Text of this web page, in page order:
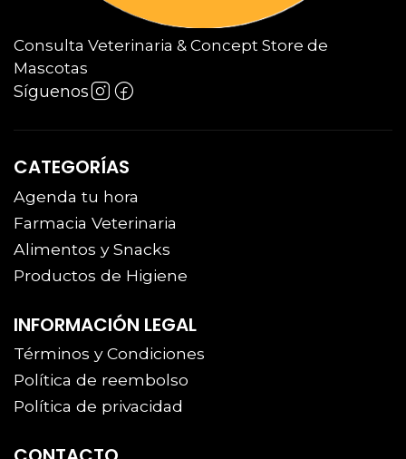
Consulta Veterinaria & Concept Store de
Mascotas
Síguenos
CATEGORÍAS
Agenda tu hora
Farmacia Veterinaria
Alimentos y Snacks
Productos de Higiene
INFORMACIÓN LEGAL
Términos y Condiciones
Política de reembolso
Política de privacidad